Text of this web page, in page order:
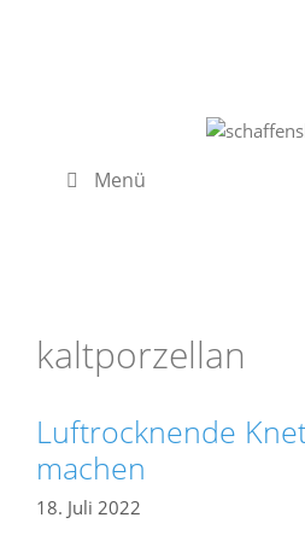
Menü
kaltporzellan
Luftrocknende
machen
18. Juli 2022